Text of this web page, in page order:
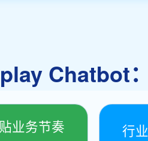
Chatbot
业务节奏 行